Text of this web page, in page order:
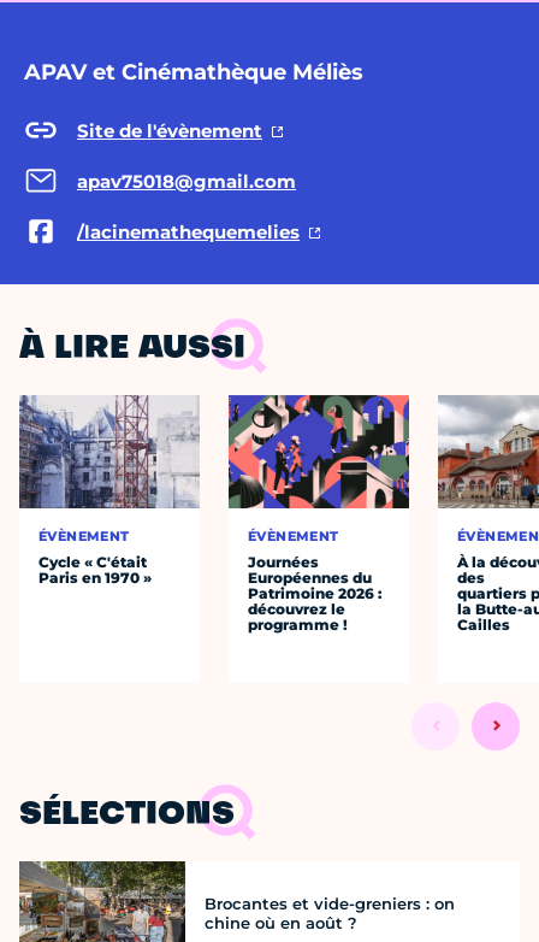
APAV et Cinémathèque Méliès
Site de l'évènement
apav75018@gmail.com
/lacinemathequemelies
À LIRE AUSSI
ÉVÈNEMENT
Cycle « C'était
Paris en 1970 »
ÉVÈNEMENT
Journées
Européennes du
Patrimoine 2026 :
découvrez le
programme !
À la
des
quartiers
la Butte-
Cailles
SÉLECTIONS
Brocantes et vide-greniers : on
chine où en août ?